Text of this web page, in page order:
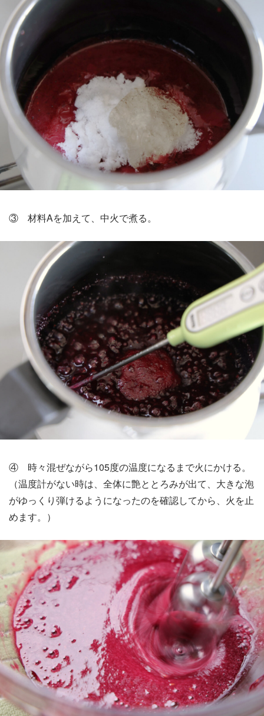
③ 材料Aを加えて、中火で煮る。
④ 時々混ぜながら105度の温度になるまで火にかける。
（温度計がない時は、全体に艶ととろみが出て、大きな泡
がゆっくり弾けるようになったのを確認してから、火を止
めます。）